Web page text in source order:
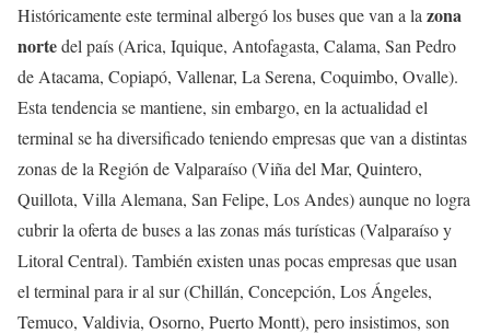
Históricamente este terminal albergó los buses que van a la zona
nortedel país (Arica, Iquique, Antofagasta, Calama, San Pedro
de Atacama, Copiapó, Vallenar, La Serena, Coquimbo, Ovalle).
Esta tendencia se mantiene, sin embargo, en la actualidad el
terminal se ha diversificado teniendo empresas que van a distintas
zonas de la Región de Valparaíso (Viña del Mar, Quintero,
Quillota, Villa Alemana, San Felipe, Los Andes) aunque no logra
cubrir la oferta de buses a las zonas más turísticas (Valparaíso y
Litoral Central). También existen unas pocas empresas que usan
el terminal para ir al sur (Chillán, Concepción, Los Ángeles,
Temuco, Valdivia, Osorno, Puerto Montt), pero insistimos, son